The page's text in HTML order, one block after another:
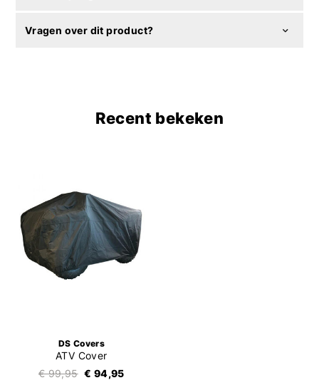
Vragen over dit product?
Recent bekeken
DS Covers
ATV Cover
€ 99,95 € 94,95